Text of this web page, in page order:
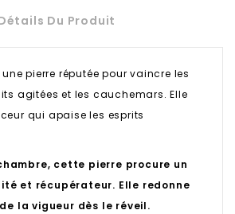
Du Produit
pierre réputée pour vaincre les
agitées et les cauchemars. Elle
qui apaise les esprits
cette pierre procure un
et récupérateur. Elle redonne
la vigueur dès le réveil.